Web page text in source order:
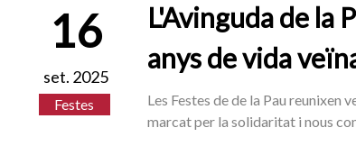
16
set. 2025
Festes
L'Avinguda de la
anys de vida
Les Festes de de la Pau reunixen
marcat per la solidaritat i nous